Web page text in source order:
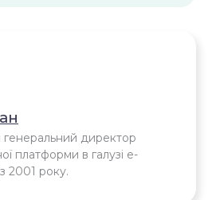
генеральний директор
платформи в галузі e-
2001 року.